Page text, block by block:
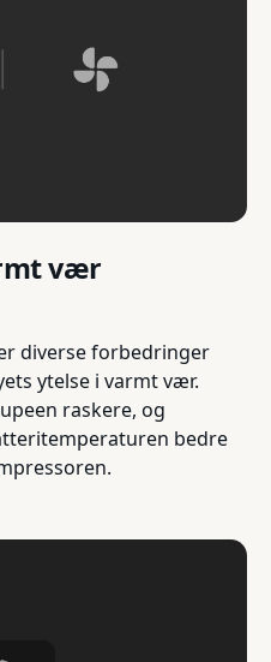
vær
diverse forbedringer
ytelse i varmt vær.
raskere, og
bedre